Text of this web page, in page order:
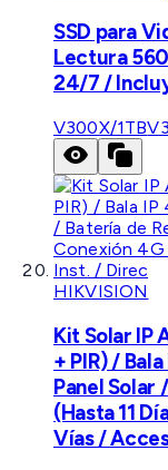
SSD para
Lectura
24/7 /
V300X/1TB
HIKVISION
Kit Solar IP
+ PIR) /
Panel Solar
(Hasta 11
Vías /